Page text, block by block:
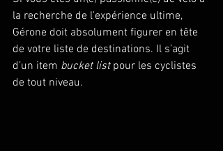
la recherche de l'expérience ultime,
Gérone doit absolument figurer en tête
de votre liste de destinations. Il s’agit
d’un item bucket list pour les cyclistes
de tout niveau.